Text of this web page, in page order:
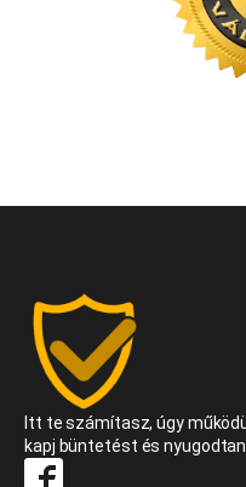
Itt te számítasz, úgy
kapj büntetést és